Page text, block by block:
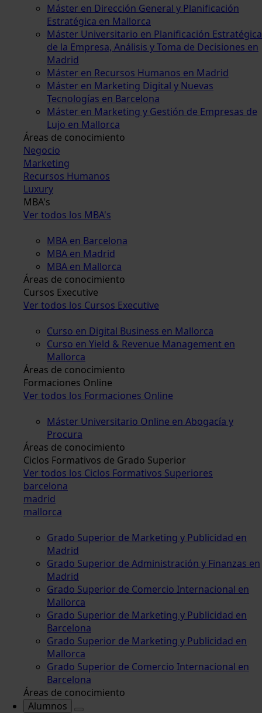
Máster en Dirección General y Planificación
Estratégica en Mallorca
Máster Universitario en Planificación Estratégica
de la Empresa, Análisis y Toma de Decisiones en
Madrid
Máster en Recursos Humanos en Madrid
Máster en Marketing Digital y Nuevas
Tecnologías en Barcelona
Máster en Marketing y Gestión de Empresas de
Lujo en Mallorca
Áreas de conocimiento
Negocio
Marketing
Recursos Humanos
Luxury
MBA's
Ver todos los MBA's
MBA en Barcelona
MBA en Madrid
MBA en Mallorca
Áreas de conocimiento
Cursos Executive
Ver todos los Cursos Executive
Curso en Digital Business en Mallorca
Curso en Yield & Revenue Management en
Mallorca
Áreas de conocimiento
Formaciones Online
Ver todos los Formaciones Online
Máster Universitario Online en Abogacía y
Procura
Áreas de conocimiento
Ciclos Formativos de Grado Superior
Ver todos los Ciclos Formativos Superiores
barcelona
madrid
mallorca
Grado Superior de Marketing y Publicidad en
Madrid
Grado Superior de Administración y Finanzas en
Madrid
Grado Superior de Comercio Internacional en
Mallorca
Grado Superior de Marketing y Publicidad en
Barcelona
Grado Superior de Marketing y Publicidad en
Mallorca
Grado Superior de Comercio Internacional en
Barcelona
Áreas de conocimiento
Alumnos